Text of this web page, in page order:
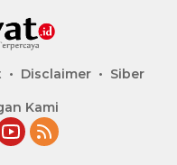
Disclaimer Siber
Kami